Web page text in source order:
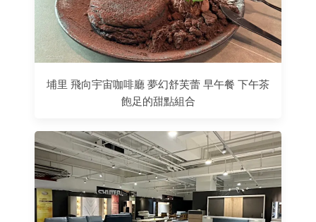
埔里 飛向宇宙咖啡廳 夢幻舒芙蕾 早午餐 下午茶
飽足的甜點組合